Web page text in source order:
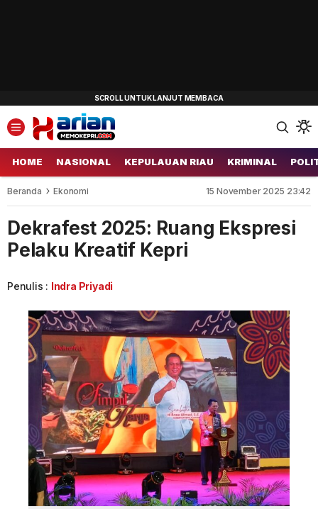
HOME NASIONAL KEPULAUAN RIAU KRIMINAL
Beranda Ekonomi 15 November 2025 23:42
Dekrafest 2025: Ruang Ekspresi
Pelaku Kreatif Kepri
Penulis : Indra Priyadi